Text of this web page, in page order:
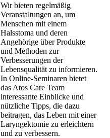
Wir bieten regelmäßig
Veranstaltungen an, um
Menschen mit einem
Halsstoma und deren
Angehörige über Produkte
und Methoden zur
Verbesserungen der
Lebensqualität zu informieren.
In Online-Seminaren bietet
das Atos Care Team
interessante Einblicke und
nützliche Tipps, die dazu
beitragen, das Leben mit einer
Laryngektomie zu erleichtern
und zu verbessern.